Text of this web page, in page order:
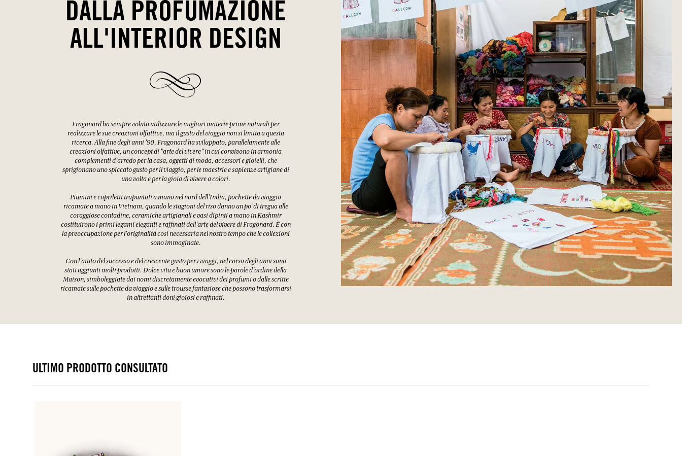
DALLA PROFUMAZIONE
ALL'INTERIOR DESIGN
Fragonard ha sempre voluto utilizzare le migliori materie prime naturali per
realizzare le sue creazioni olfattive, ma il gusto del viaggio non si limita a questa
ricerca. Alla fine degli anni '90, Fragonard ha sviluppato, parallelamente alle
creazioni olfattive, un concept di "arte del vivere" in cui convivono in armonia
complementi d'arredo per la casa, oggetti di moda, accessori e gioielli, che
sprigionano uno spiccato gusto per il viaggio, per le maestrie e sapienze artigiane di
una volta e per la gioia di vivere a colori.
Piumini e copriletti trapuntati a mano nel nord dell'India, pochette da viaggio
ricamate a mano in Vietnam, quando le stagioni del riso danno un po' di tregua alle
coraggiose contadine, ceramiche artigianali e vasi dipinti a mano in Kashmir
costituirono i primi legami eleganti e raffinati dell'arte del vivere di Fragonard. È con
la preoccupazione per l'originalità così necessaria nel nostro tempo che le collezioni
sono immaginate.
Con l'aiuto del successo e del crescente gusto per i viaggi, nel corso degli anni sono
stati aggiunti molti prodotti. Dolce vita e buon umore sono le parole d'ordine della
Maison, simboleggiate dai nomi discretamente evocativi dei profumi o dalle scritte
ricamate sulle pochette da viaggio e sulle trousse fantasiose che possono trasformarsi
in altrettanti doni gioiosi e raffinati.
ULTIMO PRODOTTO CONSULTATO